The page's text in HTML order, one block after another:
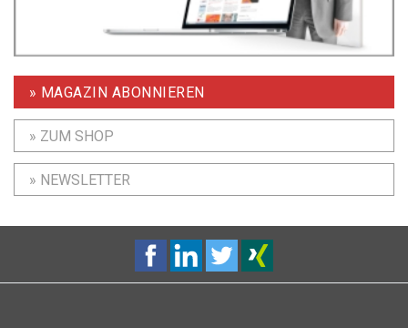
» MAGAZIN ABONNIEREN
» ZUM SHOP
» NEWSLETTER